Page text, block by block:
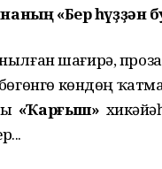
«Бер һүҙҙән
шағирә,
көндөң
«Ҡарғыш»